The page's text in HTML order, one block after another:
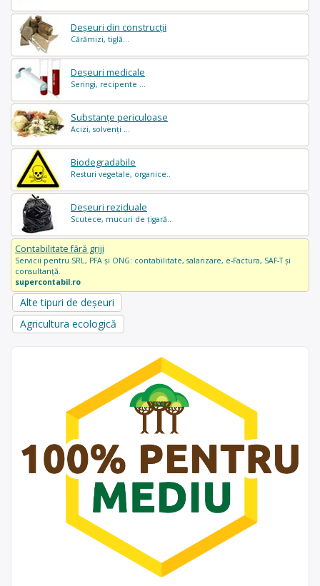
Deșeuri din construcții
Cărămizi, tiglă...
Deșeuri medicale
Seringi, recipente ...
Substanțe periculoase
Acizi, solvenți ...
Biodegradabile
Resturi vegetale, organice..
Deșeuri reziduale
Scutece, mucuri de țigară..
Contabilitate fără griji
Servicii pentru SRL, PFA și ONG: contabilitate, salarizare, e-Factura, SAF-T și
consultanță.
supercontabil.ro
Alte tipuri de deșeuri
Agricultura ecologică